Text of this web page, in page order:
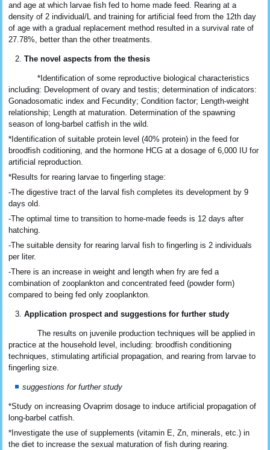
and age at which larvae fish fed to home made feed. Rearing at a
density of 2 individual/L and training for artificial feed from the 12th day
of age with a gradual replacement method resulted in a survival rate of
27.78%, better than the other treatments.
The novel aspects from the thesis
*Identification of some reproductive biological characteristics
including: Development of ovary and testis; determination of indicators:
Gonadosomatic index and Fecundity; Condition factor; Length-weight
relationship; Length at maturation. Determination of the spawning
season of long-barbel catfish in the wild.
*Identification of suitable protein level (40% protein) in the feed for
broodfish coditioning, and the hormone HCG at a dosage of 6,000 IU for
artificial reproduction.
*Results for rearing larvae to fingerling stage:
-The digestive tract of the larval fish completes its development by 9
days old.
-The optimal time to transition to home-made feeds is 12 days after
hatching.
-The suitable density for rearing larval fish to fingerling is 2 individuals
per liter.
-There is an increase in weight and length when fry are fed a
combination of zooplankton and concentrated feed (powder form)
compared to being fed only zooplankton.
Application prospect and suggestions for further study
The results on juvenile production techniques will be applied in
practice at the household level, including: broodfish conditioning
techniques, stimulating artificial propagation, and rearing from larvae to
fingerling size.
suggestions for further study
*Study on increasing Ovaprim dosage to induce artificial propagation of
long-barbel catfish.
*Investigate the use of supplements (vitamin E, Zn, minerals, etc.) in
the diet to increase the sexual maturation of fish during rearing.